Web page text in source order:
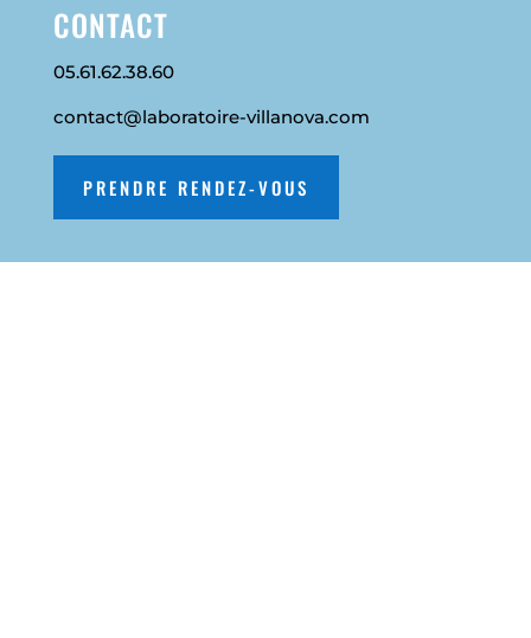
CONTACT
05.61.62.38.60
contact@laboratoire-villanova.com
PRENDRE RENDEZ-VOUS